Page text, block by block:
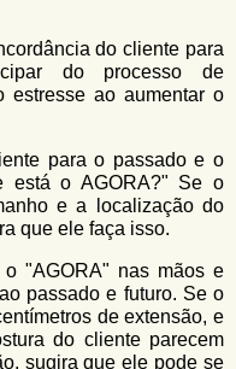
do cliente para
do processo de
estresse ao aumentar o
para o passado e o
está o AGORA?" Se o
e a localização do
que ele faça isso.
"AGORA" nas mãos e
passado e futuro. Se o
de extensão, e
do cliente parecem
sugira que ele pode se